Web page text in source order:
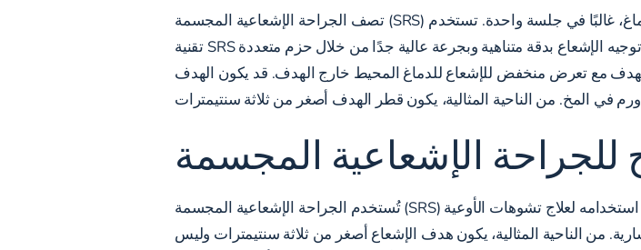
تصف الجراحة الإشعاعية المجسمة (SRS) طريقة لتوصيل جرعة عالية من الإشعاع إلى موقع محدد في الدماغ، غالبًا في جلسة واحدة. تستخدم
تقنية SRS تقنيات خاصة لرسم خريطة دقيقة للدماغ وهدف الإشعاع. يتيح ذلك توجيه الإشعاع بدقة متناهية وبجرعة عالية جدًا من خلال حزم متعددة
الهدف مع تعرض منخفض للإشعاع للدماغ المحيط خارج الهدف. قد يكون الهدف
تُستخدم الجراحة الإشعاعية المجسمة (SRS) لعلاج مجموعة متنوعة من الاضطرابات التي تؤثر على الدماغ. يمكن استخدامه لعلاج تشوهات الأوعية
من الناحية المثالية، يكون هدف الإشعاع أصغر من ثلاثة سنتيمترات وليس